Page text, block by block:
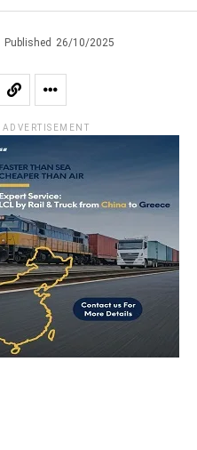
Published 26/10/2025
ADVERTISEMENT